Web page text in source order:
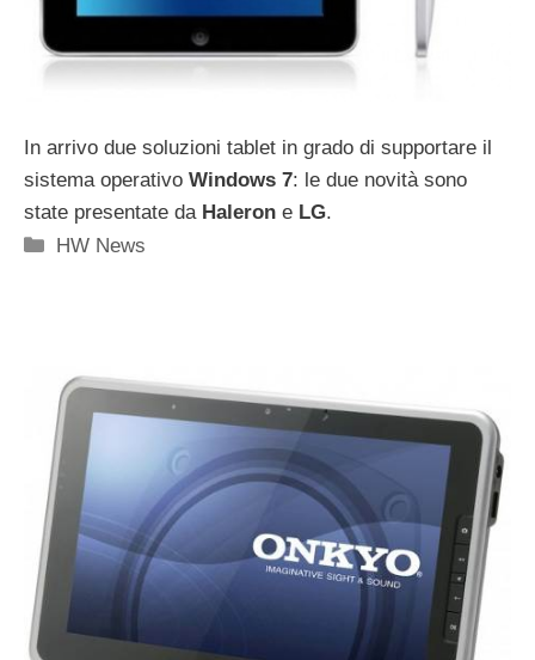
In arrivo due soluzioni tablet in grado di supportare il
sistema operativo Windows 7: le due novità sono
state presentate da Haleron e LG.
Categorie
HW News